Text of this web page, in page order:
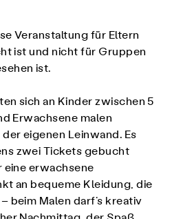
Veranstaltung für Eltern
ist und nicht für Gruppen
ist.
sich an Kinder zwischen 5
Erwachsene malen
eigenen Leinwand. Es
zwei Tickets gebucht
eine erwachsene
an bequeme Kleidung, die
beim Malen darf’s kreativ